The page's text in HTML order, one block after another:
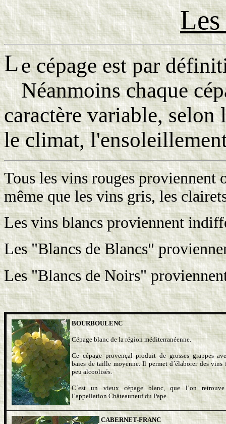
Les
Le cépage est par
Néanmoins chaque
caractère variable,
le climat,
Tous les vins rouges proviennent
même que les vins gris, les
Les vins blancs proviennent
Les "Blancs de Blancs"
Les "Blancs de Noirs"
BOURBOULENC
Cépage blanc de la région méditerranéenne.
Ce cépage provençal produit de grosses grappes
baies de taille moyenne. Il permet d´élaborer des vins
peu alcoolisés.
C´est un vieux cépage blanc, que l’on retrouve
l’appellation Châteauneuf du Pape.
CABERNET-FRANC